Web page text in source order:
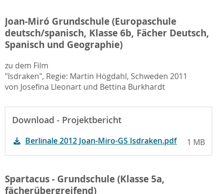
Joan-Miró Grundschule (Europaschule
deutsch/spanisch, Klasse 6b, Fächer Deutsch,
Spanisch und Geographie)
zu dem Film
"Isdraken", Regie: Martin Högdahl, Schweden 2011
von Josefina Lleonart und Bettina Burkhardt
Download - Projektbericht
Berlinale 2012 Joan-Miro-GS Isdraken.pdf 1 MB
Spartacus - Grundschule (Klasse 5a,
fächerübergreifend)